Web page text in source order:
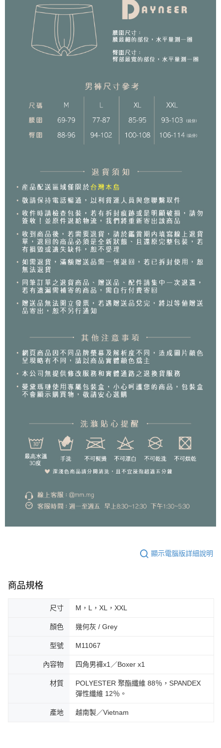
顯示電腦版詳細說明
商品規格
尺寸 M，L，XL，XXL
顏色 幾何灰 / Grey
型號 M11067
內容物 四角男褲x1／Boxer x1
材質
POLYESTER 聚酯纖維 88％，SPANDEX
彈性纖維 12％。
產地 越南製／Vietnam